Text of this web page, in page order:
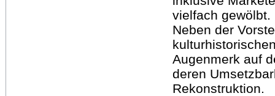
vielfach gewölbt.
Neben der
Augenmerk auf
deren
Rekonstruktion.